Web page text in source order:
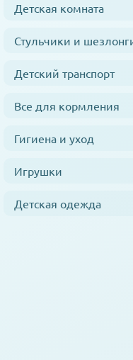
Детская комната
Стульчики и
Детский транспорт
Все для кормления
Гигиена и уход
Игрушки
Детская одежда